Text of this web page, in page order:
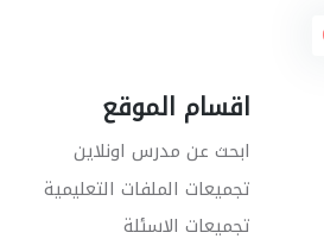
اقسام الموقع
ابحث عن مدرس اونلاين
تجميعات الملفات التعليمية
تجميعات الاسئلة